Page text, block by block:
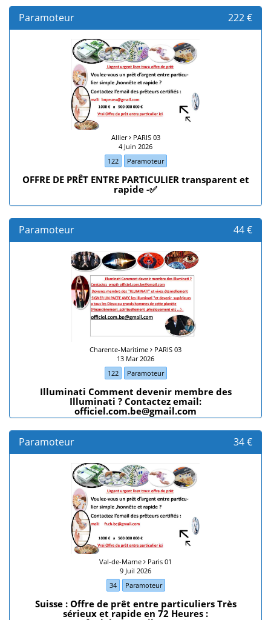
Paramoteur 222 €
Allier PARIS 03
4 Juin 2026
122
Paramoteur
OFFRE DE PRÊT ENTRE PARTICULIER transparent et
rapide -✅
Paramoteur 44 €
Charente-Maritime
PARIS 03
13 Mar 2026
122
Paramoteur
Illuminati Comment devenir membre des
Illuminati ? Contactez email:
officiel.com.be@gmail.com
Paramoteur 34 €
Val-de-Marne
Paris 01
9 Juil 2026
34
Paramoteur
Suisse : Offre de prêt entre particuliers Très
sérieux et rapide en 72 Heures :